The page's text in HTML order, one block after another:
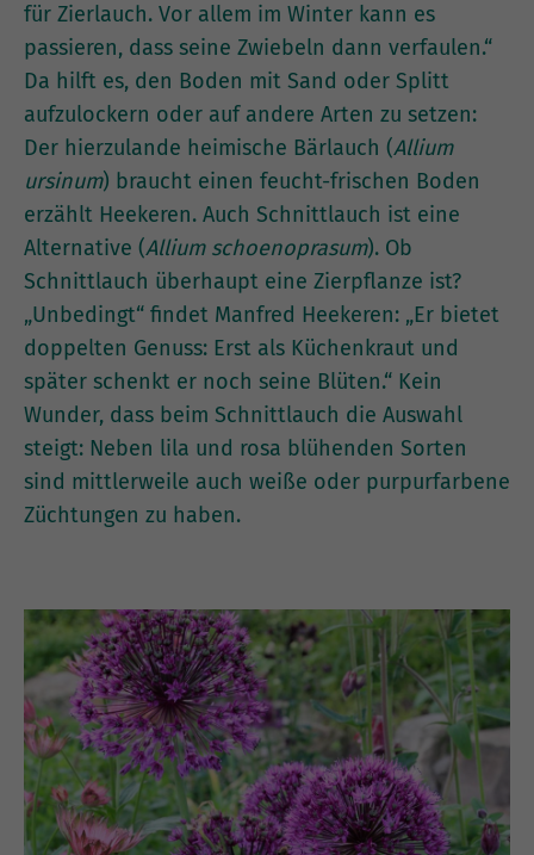
für Zierlauch. Vor allem im Winter kann es
passieren, dass seine Zwiebeln dann verfaulen.“
Da hilft es, den Boden mit Sand oder Splitt
aufzulockern oder auf andere Arten zu setzen:
Der hierzulande heimische Bärlauch (Allium
ursinum) braucht einen feucht-frischen Boden
erzählt Heekeren. Auch Schnittlauch ist eine
Alternative (Allium schoenoprasum). Ob
Schnittlauch überhaupt eine Zierpflanze ist?
„Unbedingt“ findet Manfred Heekeren: „Er bietet
doppelten Genuss: Erst als Küchenkraut und
später schenkt er noch seine Blüten.“ Kein
Wunder, dass beim Schnittlauch die Auswahl
steigt: Neben lila und rosa blühenden Sorten
sind mittlerweile auch weiße oder purpurfarbene
Züchtungen zu haben.